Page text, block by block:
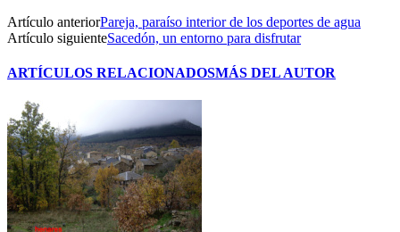
Artículo anteriorPareja, paraíso interior de los deportes de agua
Artículo siguienteSacedón, un entorno para disfrutar
ARTÍCULOS RELACIONADOSMÁS DEL AUTOR